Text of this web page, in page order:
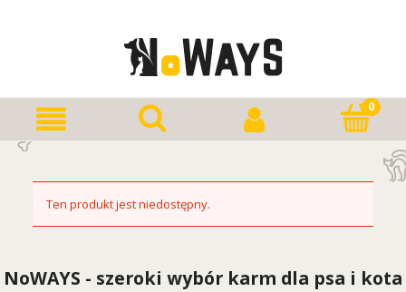
Ten produkt jest niedostępny.
NoWAYS - szeroki wybór karm dla psa i kota